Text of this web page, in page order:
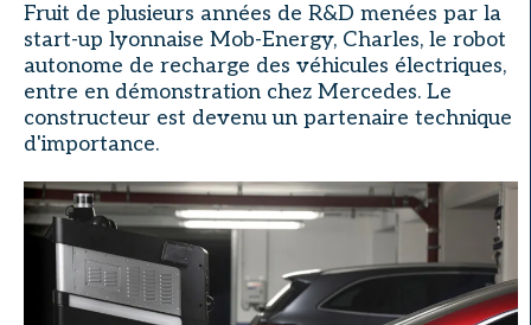
Fruit de plusieurs années de R&D menées par la
start-up lyonnaise Mob-Energy, Charles, le robot
autonome de recharge des véhicules électriques,
entre en démonstration chez Mercedes. Le
constructeur est devenu un partenaire technique
d'importance.